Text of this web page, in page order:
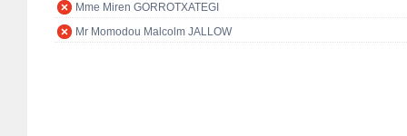
Mme Miren GORROTXATEGI
Mr Momodou Malcolm JALLOW